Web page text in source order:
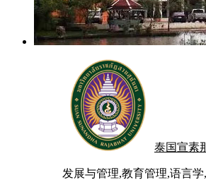
泰国宣素
发展与管理,教育管理,语言